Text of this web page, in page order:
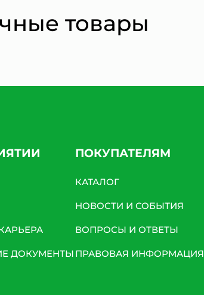
товары
ДОКУМЕНТЫ
ПОКУПАТЕЛЯМ
КАТАЛОГ
НОВОСТИ И СОБЫТИЯ
ВОПРОСЫ И ОТВЕТЫ
ПРАВОВАЯ ИНФОРМАЦИЯ